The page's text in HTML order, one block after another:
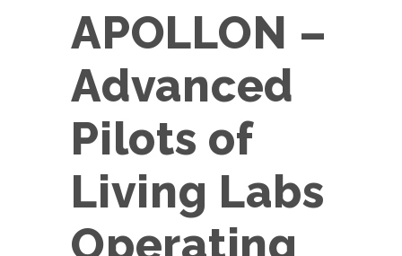
APOLLON –
Advanced
Pilots of
Living Labs
Operating